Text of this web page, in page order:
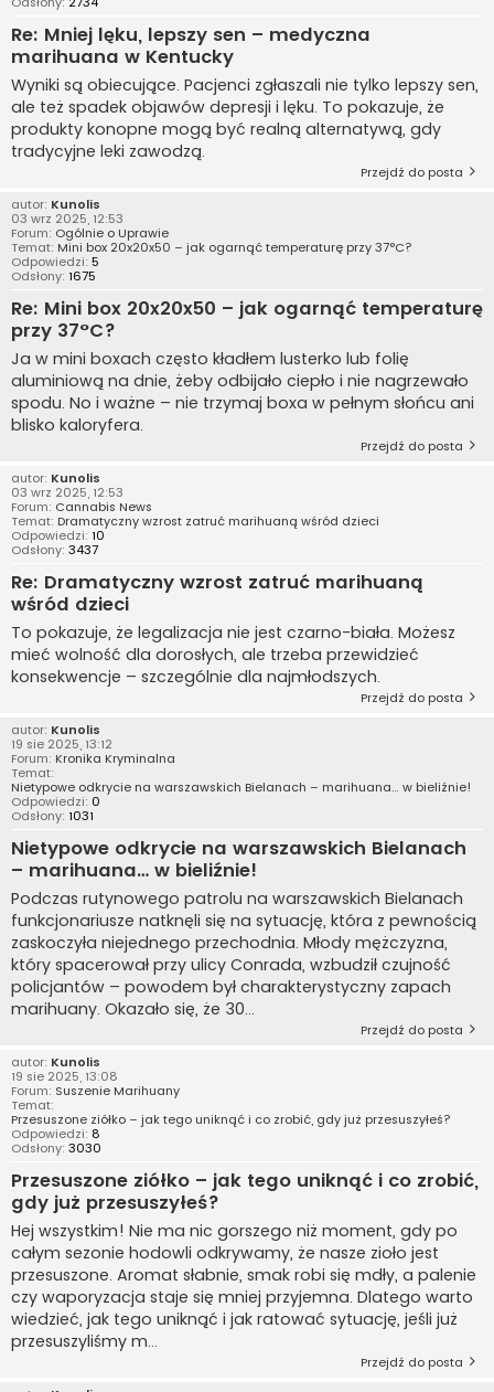
Re: Mniej lęku, lepszy sen – medyczna
marihuana w Kentucky
Wyniki są obiecujące. Pacjenci zgłaszali nie tylko lepszy sen,
ale też spadek objawów depresji i lęku. To pokazuje, że
produkty konopne mogą być realną alternatywą, gdy
tradycyjne leki zawodzą.
Przejdź do posta
autor: Kunolis
03 wrz 2025, 12:53
Forum: Ogólnie o Uprawie
Temat: Mini box 20x20x50 – jak ogarnąć temperaturę przy 37°C?
Odpowiedzi: 5
Odsłony: 1675
Re: Mini box 20x20x50 – jak ogarnąć temperaturę
przy 37°C?
Ja w mini boxach często kładłem lusterko lub folię
aluminiową na dnie, żeby odbijało ciepło i nie nagrzewało
spodu. No i ważne – nie trzymaj boxa w pełnym słońcu ani
blisko kaloryfera.
Przejdź do posta
autor: Kunolis
03 wrz 2025, 12:53
Forum: Cannabis News
Temat: Dramatyczny wzrost zatruć marihuaną wśród dzieci
Odpowiedzi: 10
Odsłony: 3437
Re: Dramatyczny wzrost zatruć marihuaną
wśród dzieci
To pokazuje, że legalizacja nie jest czarno-biała. Możesz
mieć wolność dla dorosłych, ale trzeba przewidzieć
konsekwencje – szczególnie dla najmłodszych.
Przejdź do posta
autor: Kunolis
19 sie 2025, 13:12
Forum: Kronika Kryminalna
Temat:
Nietypowe odkrycie na warszawskich Bielanach – marihuana… w bieliźnie!
Odpowiedzi: 0
Odsłony: 1031
Nietypowe odkrycie na warszawskich Bielanach
– marihuana… w bieliźnie!
Podczas rutynowego patrolu na warszawskich Bielanach
funkcjonariusze natknęli się na sytuację, która z pewnością
zaskoczyła niejednego przechodnia. Młody mężczyzna,
który spacerował przy ulicy Conrada, wzbudził czujność
policjantów – powodem był charakterystyczny zapach
marihuany. Okazało się, że 30...
Przejdź do posta
autor: Kunolis
19 sie 2025, 13:08
Forum: Suszenie Marihuany
Temat:
Przesuszone ziółko – jak tego uniknąć i co zrobić, gdy już przesuszyłeś?
Odpowiedzi: 8
Odsłony: 3030
Przesuszone ziółko – jak tego uniknąć i co zrobić,
gdy już przesuszyłeś?
Hej wszystkim! Nie ma nic gorszego niż moment, gdy po
całym sezonie hodowli odkrywamy, że nasze zioło jest
przesuszone. Aromat słabnie, smak robi się mdły, a palenie
czy waporyzacja staje się mniej przyjemna. Dlatego warto
wiedzieć, jak tego uniknąć i jak ratować sytuację, jeśli już
przesuszyliśmy m...
Przejdź do posta